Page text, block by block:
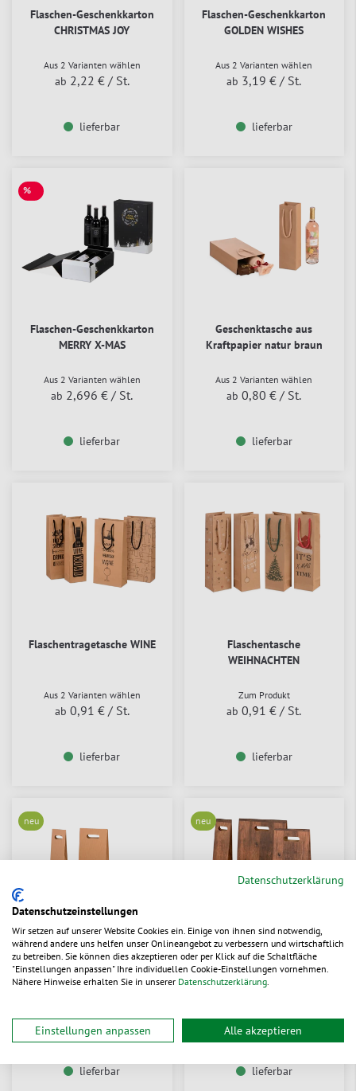
Flaschen-Geschenkkarton
CHRISTMAS JOY
Aus 2 Varianten wählen
ab 2,22 € / St.
lieferbar
Flaschen-Geschenkkarton
GOLDEN WISHES
Aus 2 Varianten wählen
ab 3,19 € / St.
lieferbar
%
Flaschen-Geschenkkarton
MERRY X-MAS
Aus 2 Varianten wählen
ab 2,696 € / St.
lieferbar
Geschenktasche aus
Kraftpapier natur braun
Aus 2 Varianten wählen
ab 0,80 € / St.
lieferbar
Flaschentragetasche WINE
Aus 2 Varianten wählen
ab 0,91 € / St.
lieferbar
Flaschentasche
WEIHNACHTEN
Zum Produkt
ab 0,91 € / St.
lieferbar
neu
Flaschen-Tragekarton
braun, offene Welle
ab 1,42 € / St.
lieferbar
neu
Flaschen-Tragekarton
Vintage
ab 1,37 € / St.
lieferbar
Datenschutzerklärung
Datenschutzeinstellungen
Wir setzen auf unserer Website Cookies ein. Einige von ihnen sind notwendig,
während andere uns helfen unser Onlineangebot zu verbessern und wirtschaftlich
zu betreiben. Sie können dies akzeptieren oder per Klick auf die Schaltfläche
"Einstellungen anpassen" Ihre individuellen Cookie-Einstellungen vornehmen.
Nähere Hinweise erhalten Sie in unserer Datenschutzerklärung.
Einstellungen anpassen Alle akzeptieren